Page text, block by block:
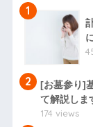
1
2
[お墓参り]
て解説しま
174 views